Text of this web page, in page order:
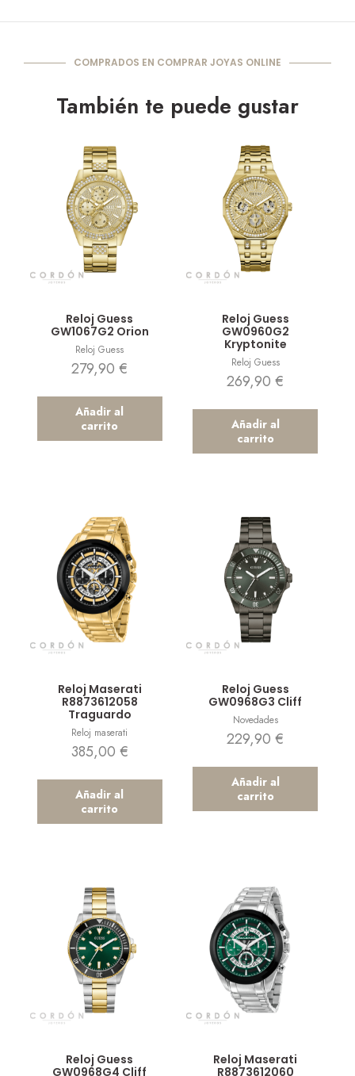
COMPRADOS EN COMPRAR JOYAS ONLINE
También te puede gustar
Reloj Guess
GW1067G2 Orion
Reloj Guess
279,90€
Añadir al
carrito
Reloj Guess
GW0960G2
Kryptonite
Reloj Guess
269,90€
Añadir al
carrito
Reloj Maserati
R8873612058
Traguardo
Reloj maserati
385,00 €
Añadir al
carrito
Reloj Guess
GW0968G3 Cliff
Novedades
229,90€
Añadir al
carrito
Reloj Guess
GW0968G4 Cliff
Reloj Maserati
R8873612060